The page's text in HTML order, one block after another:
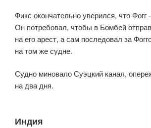
Фикс окончательно уверился, что
Он потребовал, чтобы в Бомбей
на его арест, а сам последовал за
на том же судне.
Судно миновало Суэцкий канал,
на два дня.
Индия